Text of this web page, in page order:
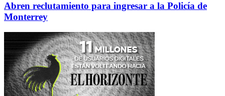
Abren reclutamiento para ingresar a la Policía de
Monterrey